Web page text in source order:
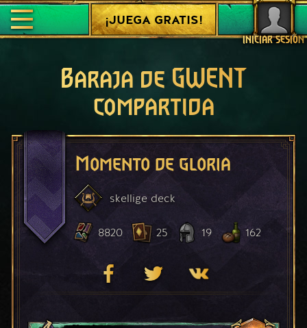
INICIAR SESIÓN
¡JUEGA GRATIS!
Baraja de GWENT
compartida
Momento de gloria
skellige deck
8820 25 19 162